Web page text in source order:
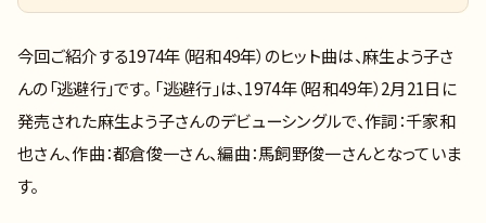
今回ご紹介する1974年（昭和49年）のヒット曲は、麻生よう子さ
んの「逃避行」です。 「逃避行」は、1974年（昭和49年）2月21日に
発売された麻生よう子さんのデビューシングルで、作詞：千家和
也さん、作曲：都倉俊一さん、編曲：馬飼野俊一さんとなっていま
す。